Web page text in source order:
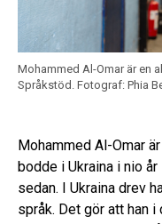
Mohammed Al-Omar är en
Språkstöd. Fotograf: Phia
Mohammed Al-Omar
bodde i Ukraina i nio
sedan. I Ukraina drev
språk. Det gör att han i